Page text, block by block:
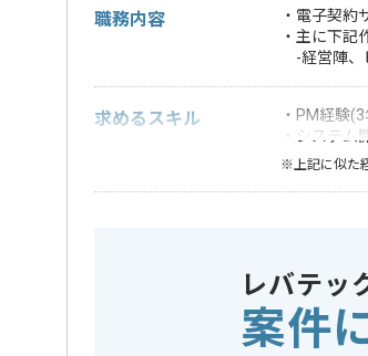
職務内容
・電子契約
・主に下記
-経営陣、
求めるスキル
・PM経験
・システム
※上記に似た
クラウド
開発ツール
レバテッ
案件